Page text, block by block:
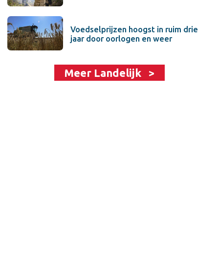
Voedselprijzen hoogst in ruim drie
jaar door oorlogen en weer
Meer Landelijk >